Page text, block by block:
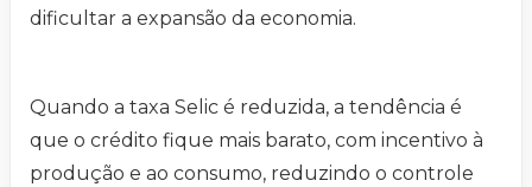
dificultar a expansão da economia.
Quando a taxa Selic é reduzida, a tendência é
que o crédito fique mais barato, com incentivo à
produção e ao consumo, reduzindo o controle